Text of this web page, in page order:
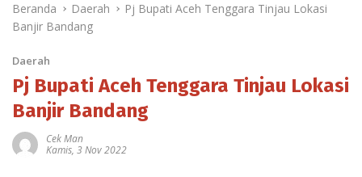
Beranda Daerah
Pj Bupati Aceh Tenggara Tinjau Lokasi
Banjir Bandang
Daerah
Pj Bupati Aceh Tenggara Tinjau Lokasi
Banjir Bandang
Cek Man
Kamis, 3 Nov 2022